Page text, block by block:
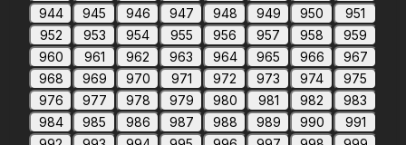
944
945 946 947 948 949 950
951
952
953 954 955 956 957 958
959
960
961 962 963 964 965 966
967
968
969 970 971 972 973 974
975
976
977 978 979 980 981 982
983
984
985 986 987 988 989 990
991